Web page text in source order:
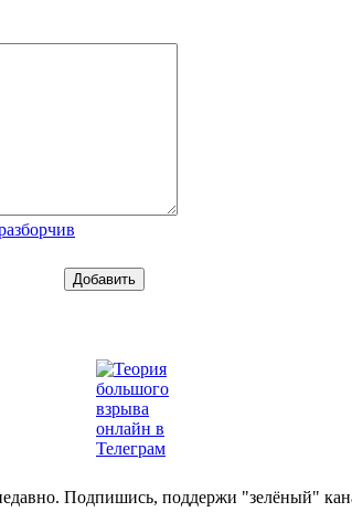
Подпишись, поддержи "зелёный"